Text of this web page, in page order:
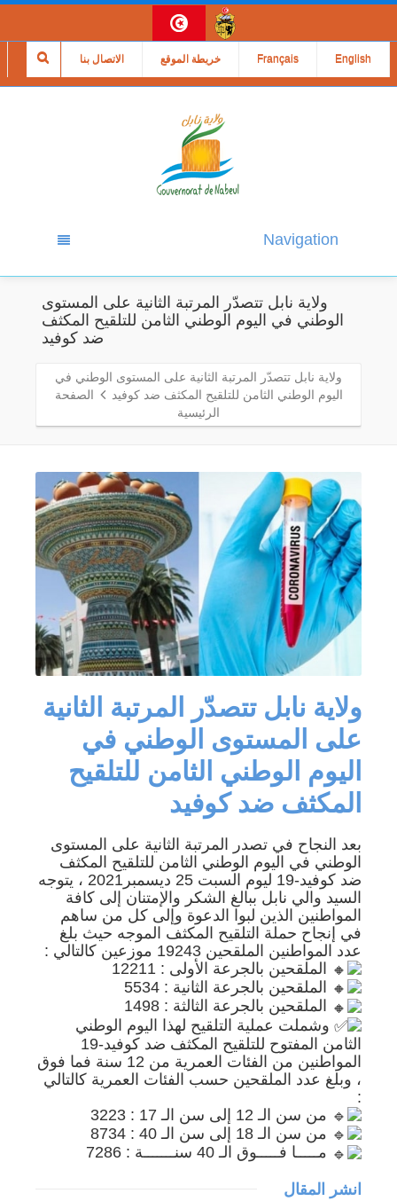
الاتصال بنا خريطة الموقع Français English
Navigation
ولاية نابل تتصدّر المرتبة الثانية على المستوى
الوطني في اليوم الوطني الثامن للتلقيح المكثف
ضد كوفيد
ولاية نابل تتصدّر المرتبة الثانية على المستوى الوطني في
اليوم الوطني الثامن للتلقيح المكثف ضد كوفيد
الصفحة
الرئيسية
ولاية نابل تتصدّر المرتبة الثانية
على المستوى الوطني في
اليوم الوطني الثامن للتلقيح
المكثف ضد كوفيد
بعد النجاح في تصدر المرتبة الثانية على المستوى
الوطني في اليوم الوطني الثامن للتلقيح المكثف
ضد كوفيد-19 ليوم السبت 25 ديسمبر2021 ، يتوجه
السيد والي نابل ببالغ الشكر والإمتنان إلى كافة
المواطنين الذين لبوا الدعوة وإلى كل من ساهم
في إنجاح حملة التلقيح المكثف الموجه حيث بلغ
عدد المواطنين الملقحين 19243 موزعين كالتالي :
الملقحين بالجرعة الأولى : 12211
الملقحين بالجرعة الثانية : 5534
الملقحين بالجرعة الثالثة : 1498
وشملت عملية التلقيح لهذا اليوم الوطني
الثامن المفتوح للتلقيح المكثف ضد كوفيد-19
المواطنين من الفئات العمرية من 12 سنة فما فوق
، وبلغ عدد الملقحين حسب الفئات العمرية كالتالي
:
من سن الـ 12 إلى سن الـ 17 : 3223
من سن الـ 18 إلى سن الـ 40 : 8734
مـــــا فـــــوق الـ 40 سنـــــــة : 7286
انشر المقال